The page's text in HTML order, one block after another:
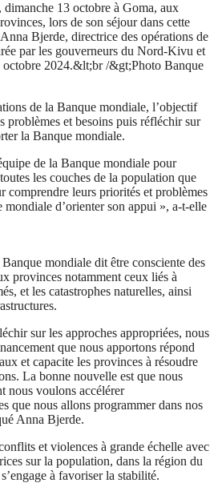
13 octobre à Goma, aux
lors de son séjour dans cette
Bjerde, directrice des opérations de
par les gouverneurs du Nord-Kivu et
2024.&lt;br /&gt;Photo Banque
de la Banque mondiale, l’objectif
problèmes et besoins puis réfléchir sur
la Banque mondiale.
de la Banque mondiale pour
les couches de la population que
comprendre leurs priorités et problèmes
mondiale d’orienter son appui », a-t-elle
mondiale dit être consciente des
provinces notamment ceux liés à
et les catastrophes naturelles, ainsi
sur les approches appropriées, nous
que nous apportons répond
et capacite les provinces à résoudre
La bonne nouvelle est que nous
nous voulons accélérer
que nous allons programmer dans nos
Anna Bjerde.
et violences à grande échelle avec
sur la population, dans la région du
à favoriser la stabilité.